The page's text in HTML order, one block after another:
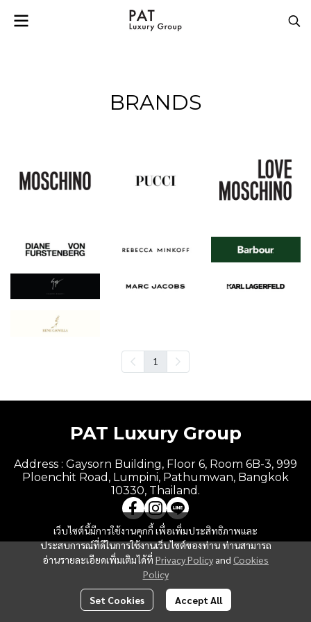
BRANDS
1
เว็บไซต์นี้มีการใช้งานคุกกี้ เพื่อเพิ่มประสิทธิภาพและ
ประสบการณ์ที่ดีในการใช้งานเว็บไซต์ของท่าน ท่านสามารถ
อ่านรายละเอียดเพิ่มเติมได้ที่ Privacy Policy and Cookies
Policy
Set Cookies Accept All
PAT Luxury Group
Address : Gaysorn Building, Floor 6, Room 6B-3, 999
Ploenchit Road, Lumpini, Pathumwan, Bangkok
10330, Thailand.